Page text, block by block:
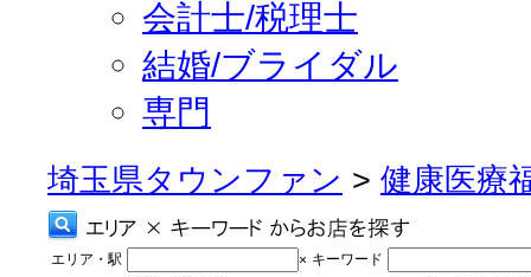
会計士/税理士
結婚/ブライダル
専門
埼玉県タウンファン > 健康医療
エリア・駅 × キーワード